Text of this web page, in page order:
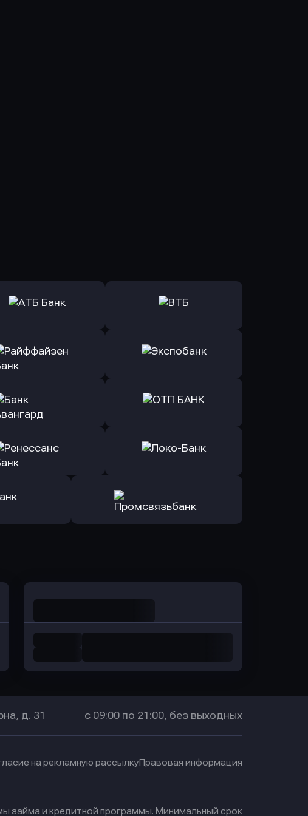
заявку
в АТБ Банк
Оправить заявку
заявку
Банк
Оправить заявку
заявку
Банк Авангард
Оправить заявку
заявку
в Локо-Банк
д. 31 с 09:00 по 21:00, без выходных
на рекламную рассылкуПравовая информация
займа и кредитной программы. Минимальный срок